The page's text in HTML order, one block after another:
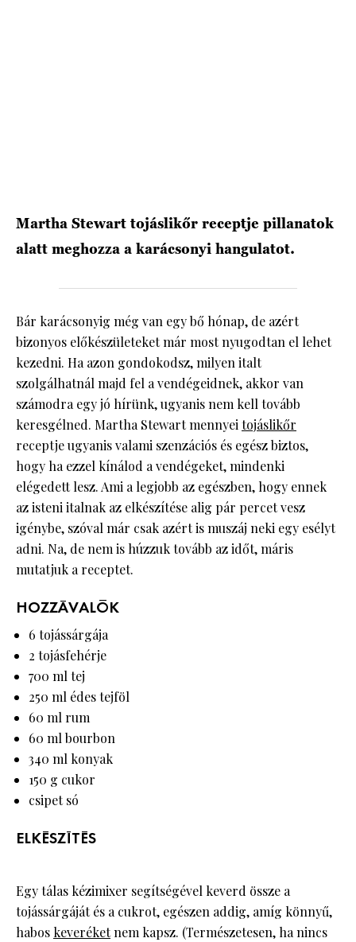
Martha Stewart tojáslikőr receptje pillanatok
alatt meghozza a karácsonyi hangulatot.
Bár karácsonyig még van egy bő hónap, de azért
bizonyos előkészületeket már most nyugodtan el lehet
kezedni. Ha azon gondokodsz, milyen italt
szolgálhatnál majd fel a vendégeidnek, akkor van
számodra egy jó hírünk, ugyanis nem kell tovább
keresgélned. Martha Stewart mennyeitojáslikőr
receptje ugyanis valami szenzációs és egész biztos,
hogy ha ezzel kínálod a vendégeket, mindenki
elégedett lesz. Ami a legjobb az egészben, hogy ennek
az isteni italnak az elkészítése alig pár percet vesz
igénybe, szóval már csak azért is muszáj neki egy esélyt
adni. Na, de nem is húzzuk tovább az időt, máris
mutatjuk a receptet.
HOZZÁVALÓK
6 tojássárgája
2 tojásfehérje
700 ml tej
250 ml édes tejföl
60 ml rum
60 ml bourbon
340 ml konyak
150 g cukor
csipet só
ELKÉSZÍTÉS
Egy tálas kézimixer segítségével keverd össze a
tojássárgáját és a cukrot, egészen addig, amíg könnyű,
habos keveréketnem kapsz. (Természetesen, ha nincs